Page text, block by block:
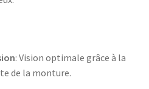
: Vision optimale grâce à la
de la monture.